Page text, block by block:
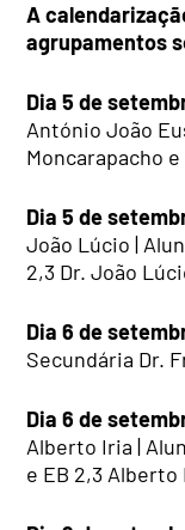
A
agrupamentos
Dia 5 de
António João
Moncarapacho
Dia 5 de
João Lúcio |
2,3 Dr. João
Dia 6 de
Secundária Dr.
Dia 6 de
Alberto Iria |
e EB 2,3 Alberto